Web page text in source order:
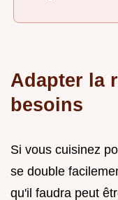
Adapter la
besoins
Si vous cuisinez
se double
qu'il faudra peut